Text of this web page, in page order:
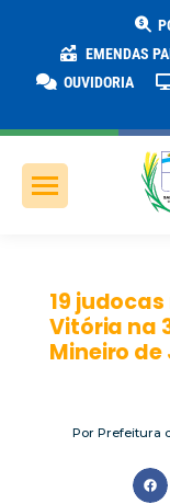
EMENDAS
OUVIDORIA
19
Vitória na
Mineiro de
PorPrefeitura